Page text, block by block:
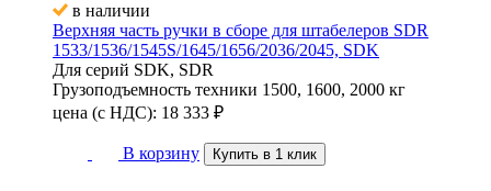
в наличии
Верхняя часть ручки в сборе для штабелеров SDR
1533/1536/1545S/1645/1656/2036/2045, SDK
Для серий SDK, SDR
Грузоподъемность техники 1500, 1600, 2000 кг
цена (с НДС): 18 333 ₽
В корзину Купить в 1 клик